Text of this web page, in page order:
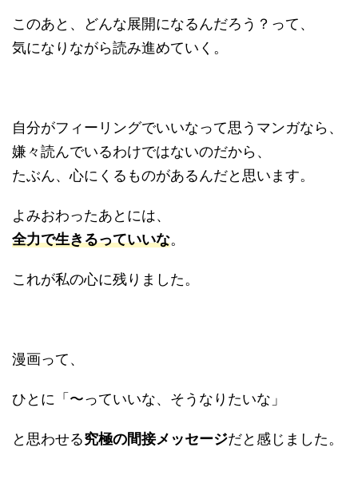
このあと、どんな展開になるんだろう？って、
気になりながら読み進めていく。
自分がフィーリングでいいなって思うマンガなら、
嫌々読んでいるわけではないのだから、
たぶん、心にくるものがあるんだと思います。
よみおわったあとには、
全力で生きるっていいな。
これが私の心に残りました。
漫画って、
ひとに「〜っていいな、そうなりたいな」
と思わせる究極の間接メッセージだと感じました。